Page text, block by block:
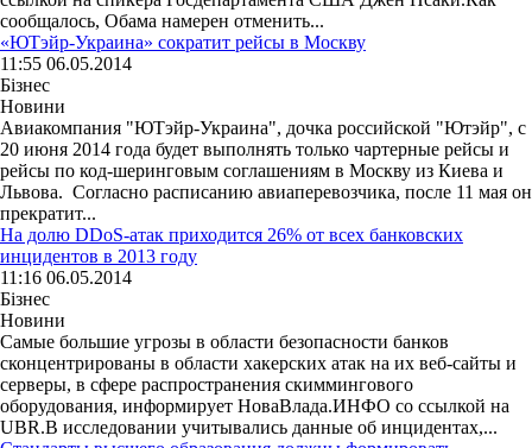
сообщалось, Обама намерен отменить...
«ЮТэйр-Украина» сократит рейсы в Москву
11:55 06.05.2014
Бізнес
Новини
Авиакомпания "ЮТэйр-Украина", дочка российской "Ютэйр", с
20 июня 2014 года будет выполнять только чартерные рейсы и
рейсы по код-шеринговым соглашениям в Москву из Киева и
Львова. Согласно расписанию авиаперевозчика, после 11 мая он
прекратит...
На долю DDoS-атак приходится 26% от всех банковских
инцидентов в 2013 году
11:16 06.05.2014
Бізнес
Новини
Самые большие угрозы в области безопасности банков
сконцентрированы в области хакерских атак на их веб-сайты и
серверы, в сфере распространения скиммингового
оборудования, информирует НоваВлада.ИНФО со ссылкой на
UBR.В исследовании учитывались данные об инцидентах,...